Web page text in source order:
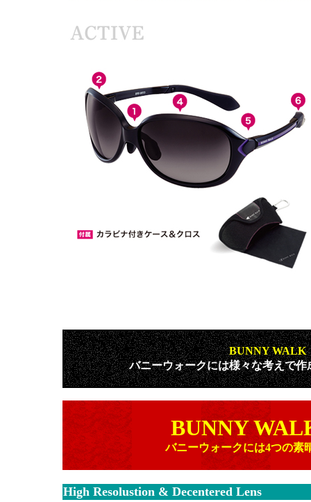
BUNNY WALK
バニーウォークには様々な考えで
BUNNY
バニーウォークには4つの素
High Resolustion & Decentered Lens